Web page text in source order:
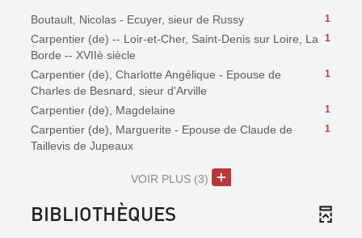
1
Boutault, Nicolas - Ecuyer, sieur de Russy
1
Carpentier (de) -- Loir-et-Cher, Saint-Denis sur Loire, La
Borde -- XVIIè siècle
1
Carpentier (de), Charlotte Angélique - Epouse de
Charles de Besnard, sieur d'Arville
1
Carpentier (de), Magdelaine
1
Carpentier (de), Marguerite - Epouse de Claude de
Taillevis de Jupeaux
VOIR PLUS (3)
BIBLIOTHÈQUES